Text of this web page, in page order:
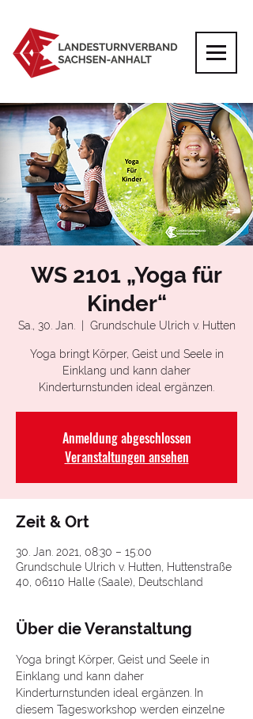
WS 2101 „Yoga für
Kinder“
Sa., 30. Jan. Grundschule Ulrich v. Hutten
Yoga bringt Körper, Geist und Seele in
Einklang und kann daher
Kinderturnstunden ideal ergänzen.
Anmeldung abgeschlossen
Veranstaltungen ansehen
Zeit & Ort
30. Jan. 2021, 08:30 – 15:00
Grundschule Ulrich v. Hutten, Huttenstraße
40, 06110 Halle (Saale), Deutschland
Über die Veranstaltung
Yoga bringt Körper, Geist und Seele in
Einklang und kann daher
Kinderturnstunden ideal ergänzen. In
diesem Tagesworkshop werden einzelne